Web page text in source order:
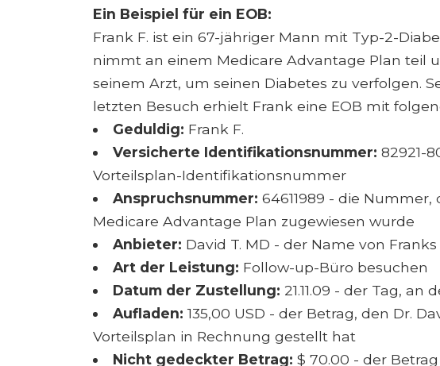
Ein Beispiel für ein EOB:
Frank F. ist ein 67-jähriger Mann mit Typ-2-
nimmt an einem Medicare Advantage Plan teil
seinem Arzt, um seinen Diabetes zu verfolgen.
letzten Besuch erhielt Frank eine EOB mit
Geduldig: Frank F.
Versicherte Identifikationsnummer: 82921-
Vorteilsplan-Identifikationsnummer
Anspruchsnummer: 64611989 - die
Medicare Advantage Plan zugewiesen wurde
Anbieter: David T. MD - der Name von
Art der Leistung: Follow-up-Büro besuchen
Datum der Zustellung: 21.11.09 - der Tag, an
Aufladen: 135,00 USD - der Betrag, den Dr.
Vorteilsplan in Rechnung gestellt hat
Nicht gedeckter Betrag: $ 70.00 - der